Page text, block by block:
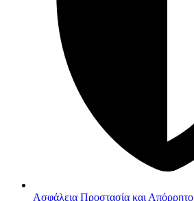
Ασφάλεια Προστασία και Απόρρητο